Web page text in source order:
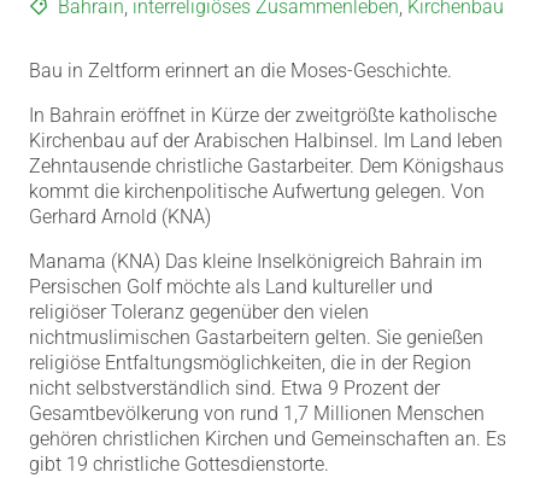
Bahrain, interreligiöses Zusammenleben, Kirchenbau
Bau in Zeltform erinnert an die Moses-Geschichte.
In Bahrain eröffnet in Kürze der zweitgrößte katholische
Kirchenbau auf der Arabischen Halbinsel. Im Land leben
Zehntausende christliche Gastarbeiter. Dem Königshaus
kommt die kirchenpolitische Aufwertung gelegen. Von
Gerhard Arnold (KNA)
Manama (KNA) Das kleine Inselkönigreich Bahrain im
Persischen Golf möchte als Land kultureller und
religiöser Toleranz gegenüber den vielen
nichtmuslimischen Gastarbeitern gelten. Sie genießen
religiöse Entfaltungsmöglichkeiten, die in der Region
nicht selbstverständlich sind. Etwa 9 Prozent der
Gesamtbevölkerung von rund 1,7 Millionen Menschen
gehören christlichen Kirchen und Gemeinschaften an. Es
gibt 19 christliche Gottesdienstorte.